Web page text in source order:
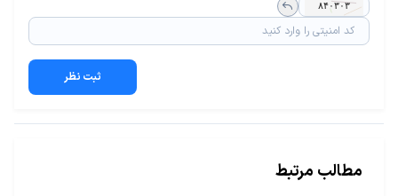
ثبت نظر
مطالب مرتبط